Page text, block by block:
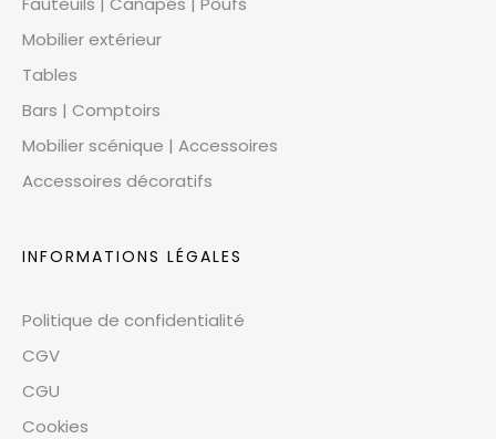
Mobilier extérieur
Tables
Bars | Comptoirs
Mobilier scénique | Accessoires
Accessoires décoratifs
INFORMATIONS LÉGALES
Politique de confidentialité
CGV
CGU
Cookies